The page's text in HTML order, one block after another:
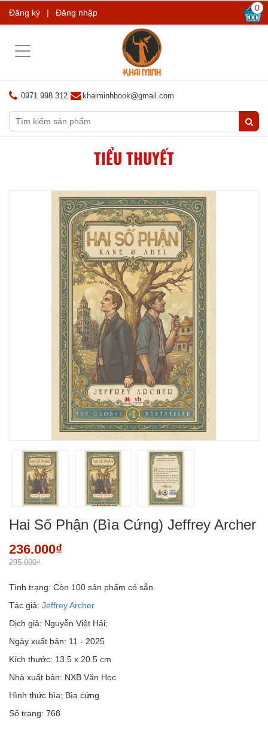
Đăng ký | Đăng nhập 0
Toggle
0971 998 312 khaiminhbook@gmail.com
TIỂU THUYẾT
Hai Số Phận (Bìa Cứng) Jeffrey Archer
236.000₫
295.000₫
Tình trạng: Còn 100 sản phẩm có sẵn.
Tác giả: Jeffrey Archer
Dịch giả: Nguyễn Việt Hải;
Ngày xuất bản: 11 - 2025
Kích thước: 13.5 x 20.5 cm
Nhà xuất bản: NXB Văn Học
Hình thức bìa: Bìa cứng
Số trang: 768